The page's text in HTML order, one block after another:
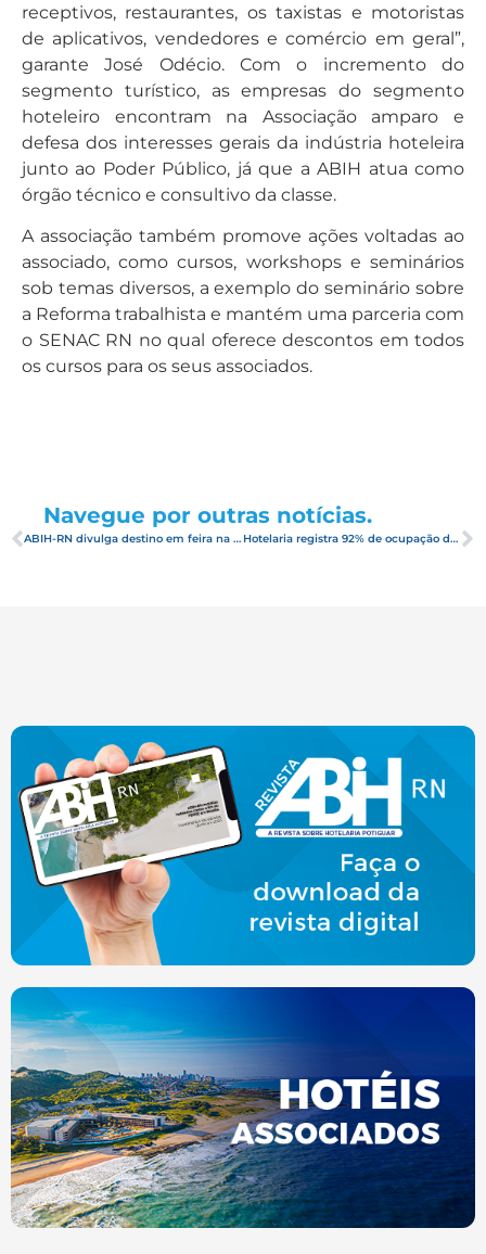
receptivos, restaurantes, os taxistas e motoristas
de aplicativos, vendedores e comércio em geral”,
garante José Odécio. Com o incremento do
segmento turístico, as empresas do segmento
hoteleiro encontram na Associação amparo e
defesa dos interesses gerais da indústria hoteleira
junto ao Poder Público, já que a ABIH atua como
órgão técnico e consultivo da classe.
A associação também promove ações voltadas ao
associado, como cursos, workshops e seminários
sob temas diversos, a exemplo do seminário sobre
a Reforma trabalhista e mantém uma parceria com
o SENAC RN no qual oferece descontos em todos
os cursos para os seus associados.
Navegue por outras notícias.
ABIH-RN divulga destino em feira na Holanda, com foco no mercado europeu Hotelaria registra 92% de ocupação durante o Carnaval